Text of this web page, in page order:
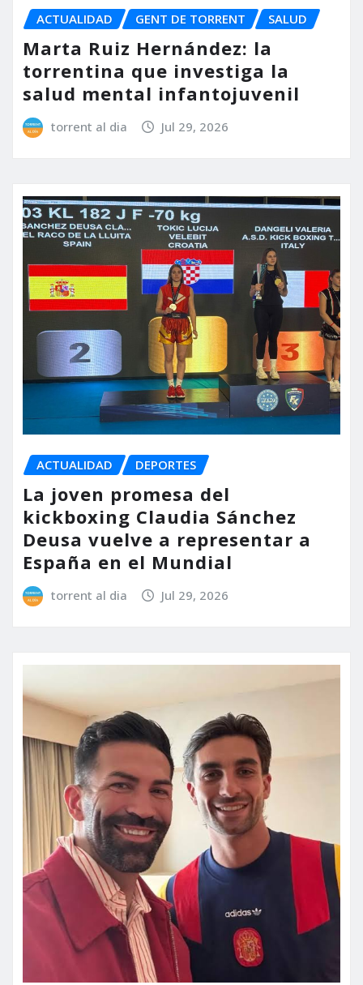
ACTUALIDAD GENT DE TORRENT SALUD
Marta Ruiz Hernández: la
torrentina que investiga la
salud mental infantojuvenil
torrent al dia Jul 29, 2026
ACTUALIDAD DEPORTES
La joven promesa del
kickboxing Claudia Sánchez
Deusa vuelve a representar a
España en el Mundial
torrent al dia Jul 29, 2026